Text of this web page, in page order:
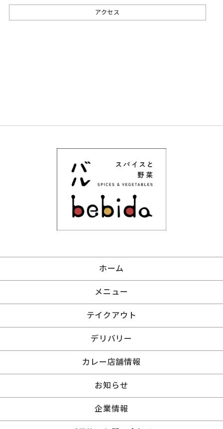
アクセス
ホーム
メニュー
テイクアウト
デリバリー
カレー店舗情報
お知らせ
企業情報